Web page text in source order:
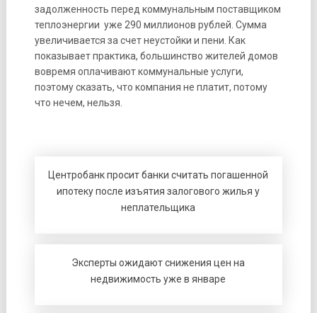
задолженность перед коммунальным поставщиком
теплоэнергии уже 290 миллионов рублей. Сумма
увеличивается за счет неустойки и пени. Как
показывает практика, большинство жителей домов
вовремя оплачивают коммунальные услуги,
поэтому сказать, что компания не платит, потому
что нечем, нельзя.
Центробанк просит банки считать погашенной
ипотеку после изъятия залогового жилья у
неплательщика
Эксперты ожидают снижения цен на
недвижимость уже в январе